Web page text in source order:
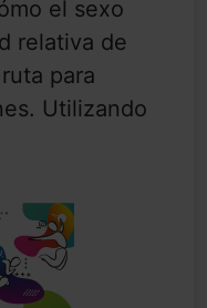
el sexo
relativa de
para
Utilizando